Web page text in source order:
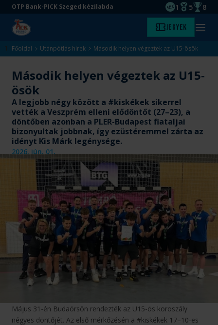
Ugrás
tartalomra
Ugrás
aljára
OTP Bank-PICK Szeged kézilabda
EHF
1
Magyar
5 8
Kezdőlap Jegyek Menü
Főoldal Utánpótlás hírek Második helyen végeztek az U15-ösök
Második helyen végeztek az U15-
ösök
A legjobb négy között a #kiskékek sikerrel
vették a Veszprém elleni elődöntőt (27–23), a
döntőben azonban a PLER-Budapest fiataljai
bizonyultak jobbnak, így ezüstéremmel zárta az
idényt Kis Márk legénysége.
2026. jún. 01.
Május 31-én Budaörsön rendezték az U15-ös koroszály
négyes döntőjét. Az első mérkőzésén a #kiskékek 17–10-es